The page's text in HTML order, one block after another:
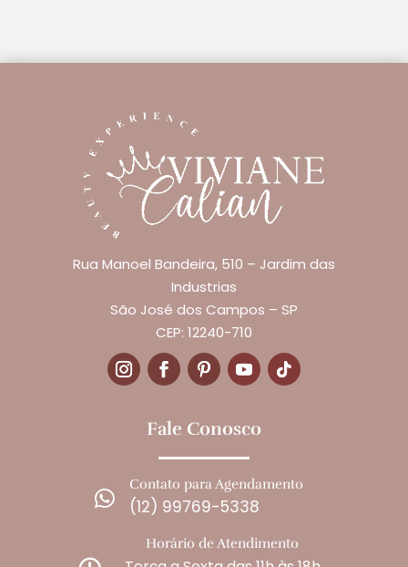
Rua Manoel Bandeira, 510 – Jardim das
Industrias
São José dos Campos – SP
CEP: 12240-710
Fale Conosco

Contato para Agendamento
(12) 99769-5338
Horário de Atendimento